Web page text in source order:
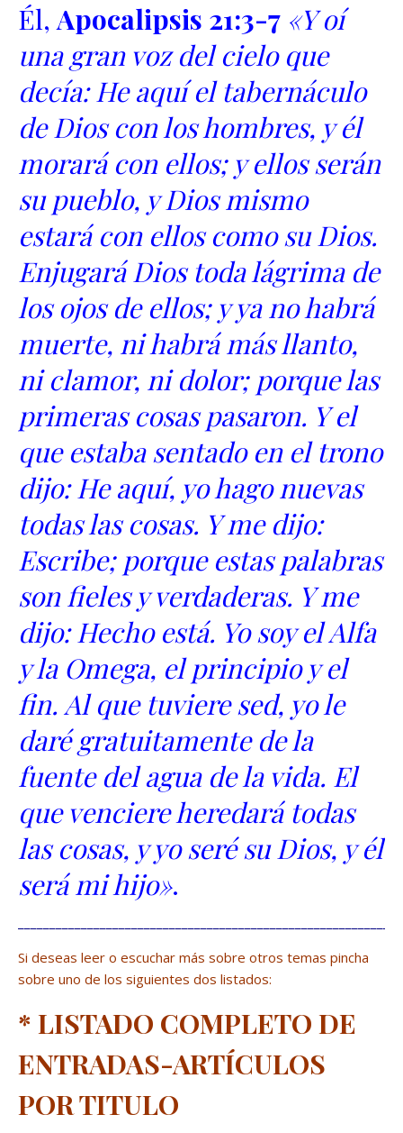
Él,Apocalipsis 21:3-7 «Y oí
una gran voz del cielo que
decía: He aquí el tabernáculo
de Dios con los hombres, y él
morará con ellos; y ellos serán
su pueblo, y Dios mismo
estará con ellos como su Dios.
Enjugará Dios toda lágrima de
los ojos de ellos; y ya no habrá
muerte, ni habrá más llanto,
ni clamor, ni dolor; porque las
primeras cosas pasaron. Y el
que estaba sentado en el trono
dijo: He aquí, yo hago nuevas
todas las cosas. Y me dijo:
Escribe; porque estas palabras
son fieles y verdaderas. Y me
dijo: Hecho está. Yo soy el Alfa
y la Omega, el principio y el
fin. Al que tuviere sed, yo le
daré gratuitamente de la
fuente del agua de la vida. El
que venciere heredará todas
las cosas, y yo seré su Dios, y él
será mi hijo».
Si deseas leer o escuchar más sobre otros temas pincha
sobre uno de los siguientes dos listados:
* LISTADO COMPLETO DE
ENTRADAS-ARTÍCULOS
POR TITULO